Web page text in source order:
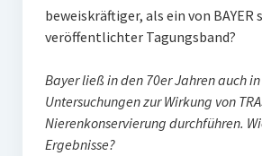
beweiskräftiger, als ein von BAYER
veröffentlichter Tagungsband?
Bayer ließ in den 70er Jahren auch in
Untersuchungen zur Wirkung von
Nierenkonservierung durchführen.
Ergebnisse?